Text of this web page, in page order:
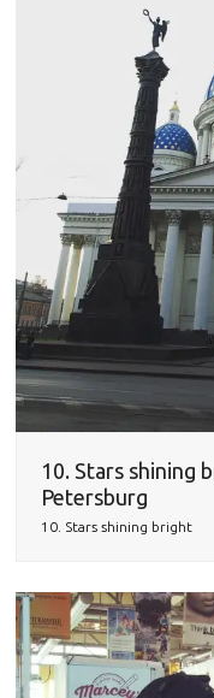
10. Stars shining
Petersburg
10. Stars shining bright